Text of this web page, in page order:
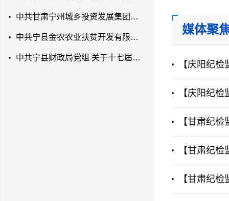
中共甘肃宁州城乡投资发展集团有限公司党支部 关于十七届县委第七轮巡察反馈意见 整改落实进展情况的通报
中共宁县金农农业扶贫开发有限公司党支部 关于十七届县委第七轮巡察反馈意见整改 落实进展情况的通报
中共宁县财政局党组 关于十七届县委第七轮巡察反馈意见整改落实进展情况的通报
媒体聚
【庆阳纪
【庆阳纪
【甘肃纪
【甘肃纪
【甘肃纪